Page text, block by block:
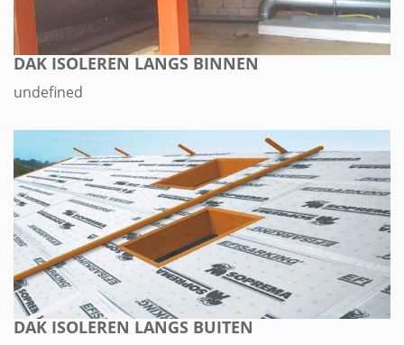
DAK ISOLEREN LANGS BINNEN
undefined
DAK ISOLEREN LANGS BUITEN